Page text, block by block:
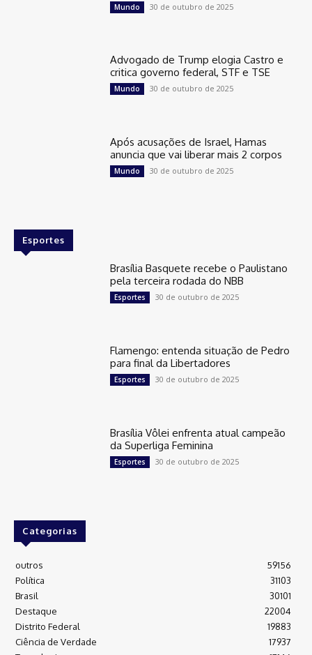
Mundo 30 de outubro de 2025
Advogado de Trump elogia Castro e
critica governo federal, STF e TSE
Mundo 30 de outubro de 2025
Após acusações de Israel, Hamas
anuncia que vai liberar mais 2 corpos
Mundo 30 de outubro de 2025
Esportes
Brasília Basquete recebe o Paulistano
pela terceira rodada do NBB
Esportes 30 de outubro de 2025
Flamengo: entenda situação de Pedro
para final da Libertadores
Esportes 30 de outubro de 2025
Brasília Vôlei enfrenta atual campeão
da Superliga Feminina
Esportes 30 de outubro de 2025
Categorias
outros
59156
Política
31103
Brasil
30101
Destaque
22004
Distrito Federal
19883
Ciência de Verdade
17937